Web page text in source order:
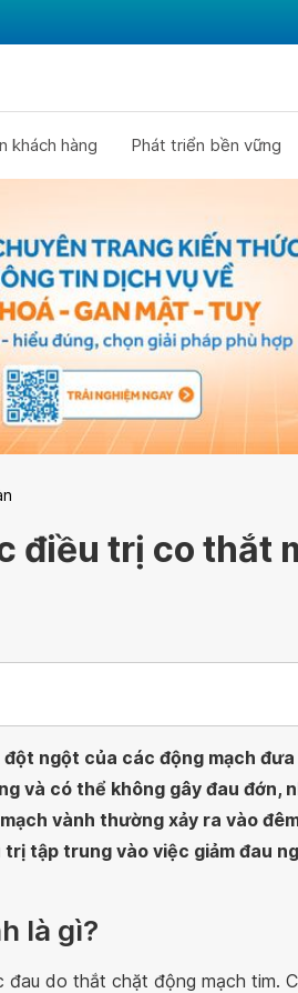
khách hàng Phát triển bền vững
điều trị co thắt
ngột của các động mạch
và có thể không gây đau đớn,
vành thường xảy ra vào
tập trung vào việc giảm đau
là gì?
do thắt chặt động mạch tim.